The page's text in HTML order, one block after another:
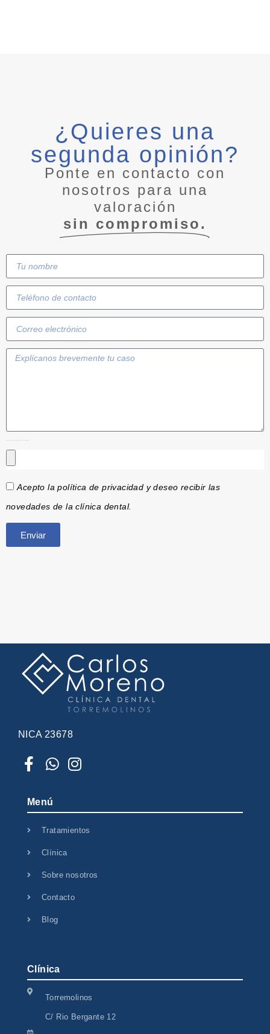
¿Quieres una
segunda opinión?
Ponte en contacto con
nosotros para una
valoración
sin compromiso.
Acepto la política de privacidad y deseo recibir las
novedades de la clínica dental.
Enviar
MorenoMoreno
NICA 23678
Menú
Tratamientos
Clínica
Sobre nosotros
Contacto
Blog
Clínica
Torremolinos
C/ Rio Bergante 12